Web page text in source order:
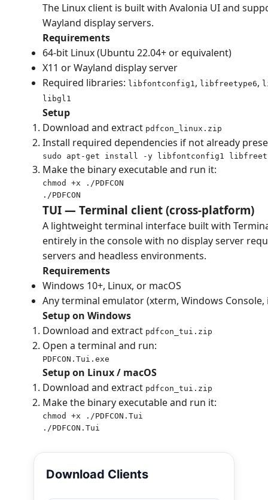
The Linux client is built with Avalonia UI and
Wayland display servers.
Requirements
64-bit Linux (Ubuntu 22.04+ or equivalent)
X11 or Wayland display server
Required libraries: libfontconfig1, libfreetype6,
libgl1
Setup
Download and extract pdfcon_linux.zip
Install required dependencies if not already
sudo apt-get install -y libfontconfig1
Make the binary executable and run it:
chmod +x ./PDFCON
./PDFCON
TUI — Terminal client (cross-platform)
A lightweight terminal interface built with
entirely in the console with no display server
servers and headless environments.
Requirements
Windows 10+, Linux, or macOS
Any terminal emulator (xterm, Windows Console,
Setup on Windows
Download and extract pdfcon_tui.zip
Open a terminal and run:
PDFCON.Tui.exe
Setup on Linux / macOS
Download and extract pdfcon_tui.zip
Make the binary executable and run it:
chmod +x ./PDFCON.Tui
./PDFCON.Tui
Download Clients